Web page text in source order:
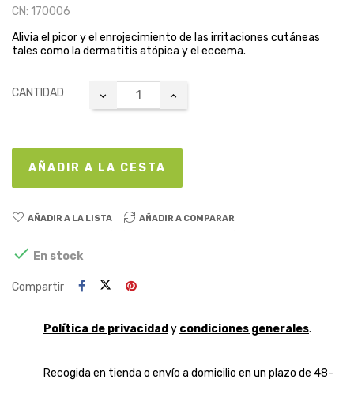
CN: 170006
Alivia el picor y el enrojecimiento de las irritaciones cutáneas
tales como la dermatitis atópica y el eccema.
CANTIDAD
AÑADIR A LA CESTA
AÑADIR A LA LISTA AÑADIR A COMPARAR
 En stock
Compartir
Política de privacidad y condiciones generales.
Recogida en tienda o envío a domicilio en un plazo de 48-